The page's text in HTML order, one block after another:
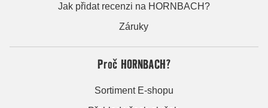
Jak přidat recenzi na HORNBACH?
Záruky
Proč HORNBACH?
Sortiment E-shopu